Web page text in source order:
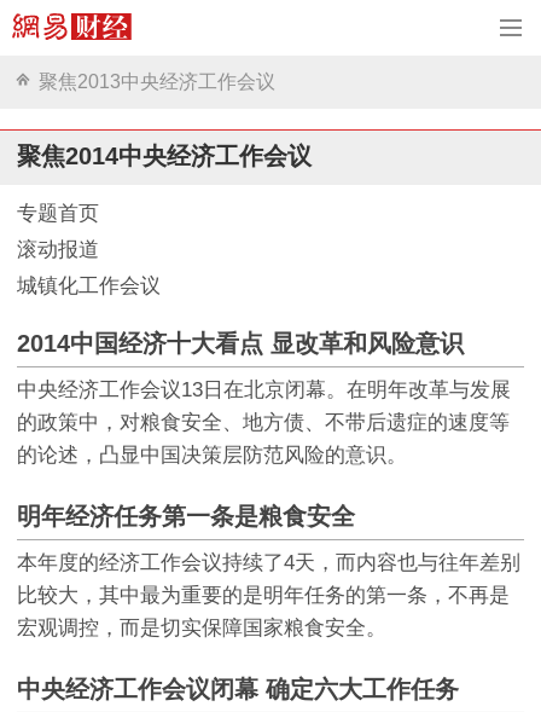
聚焦2013中央经济工作会议
聚焦2014中央经济工作会议
专题首页
滚动报道
城镇化工作会议
2014中国经济十大看点 显改革和风险意识
中央经济工作会议13日在北京闭幕。在明年改革与发展
的政策中，对粮食安全、地方债、不带后遗症的速度等
的论述，凸显中国决策层防范风险的意识。
明年经济任务第一条是粮食安全
本年度的经济工作会议持续了4天，而内容也与往年差别
比较大，其中最为重要的是明年任务的第一条，不再是
宏观调控，而是切实保障国家粮食安全。
中央经济工作会议闭幕 确定六大工作任务